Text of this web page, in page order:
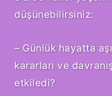
düşünebilirsiniz:
– Günlük hayatta
kararları ve
etkiledi?